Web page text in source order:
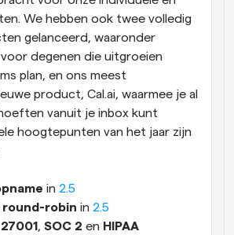
We hebben ook twee volledig
gelanceerd, waaronder
voor degenen die uitgroeien
plan, en ons meest
product, Cal.ai, waarmee je al
vanuit je inbox kunt
hoogtepunten van het jaar zijn
in 2.5
round-robin in 2.5
27001 , SOC 2 en HIPAA